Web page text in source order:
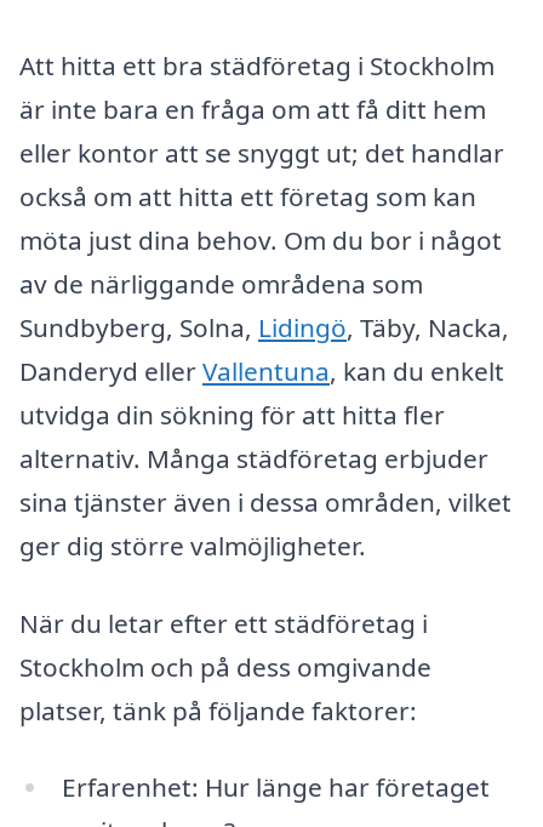
Att hitta ett bra städföretag i Stockholm
är inte bara en fråga om att få ditt hem
eller kontor att se snyggt ut; det handlar
också om att hitta ett företag som kan
möta just dina behov. Om du bor i något
av de närliggande områdena som
Sundbyberg, Solna, Lidingö, Täby, Nacka,
Danderyd ellerVallentuna, kan du enkelt
utvidga din sökning för att hitta fler
alternativ. Många städföretag erbjuder
sina tjänster även i dessa områden, vilket
ger dig större valmöjligheter.
När du letar efter ett städföretag i
Stockholm och på dess omgivande
platser, tänk på följande faktorer:
Erfarenhet: Hur länge har företaget